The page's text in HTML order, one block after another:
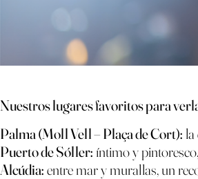
Nuestros lugares favoritos para
Palma (Moll Vell – Plaça de Cort):
Puerto de Sóller: íntimo y
Alcúdia:entre mar y murallas, un